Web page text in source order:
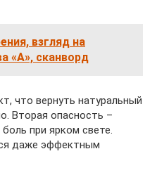
взгляд на
«А», сканворд
что вернуть натуральный
Вторая опасность –
при ярком свете.
даже эффектным